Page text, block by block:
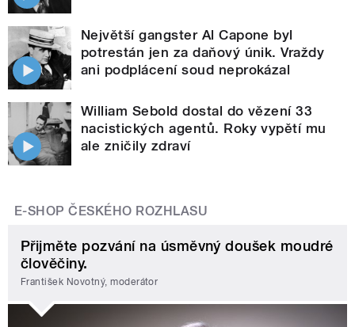
Největší gangster Al Capone byl
potrestán jen za daňový únik. Vraždy
ani podplácení soud neprokázal
William Sebold dostal do vězení 33
nacistických agentů. Roky vypětí mu
ale zničily zdraví
E-SHOP ČESKÉHO ROZHLASU
Přijměte pozvání na úsměvný doušek moudré
člověčiny.
František Novotný, moderátor